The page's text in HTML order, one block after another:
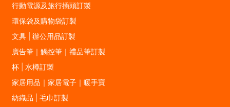
行動電源及旅行插頭訂製
環保袋及購物袋訂製
文具 | 辦公用品訂製
廣告筆｜觸控筆｜禮品筆訂製
杯 | 水樽訂製
家居用品｜家居電子｜暖手寶
紡織品 | 毛巾訂製